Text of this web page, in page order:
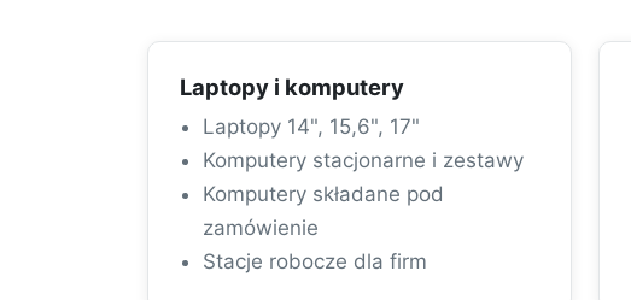
Laptopy i komputery
Laptopy 14", 15,6", 17"
Komputery stacjonarne i zestawy
Komputery składane pod
zamówienie
Stacje robocze dla firm